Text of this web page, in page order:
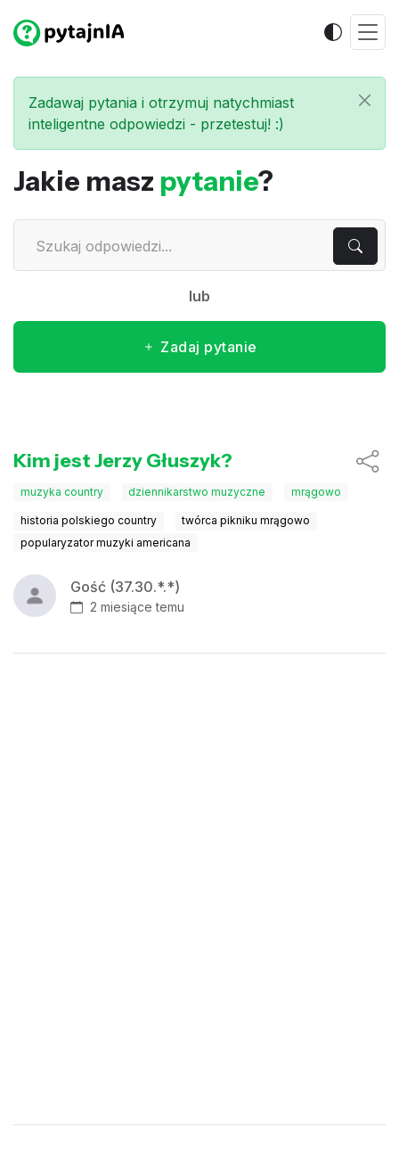
Zadawaj pytania i otrzymuj natychmiast
inteligentne odpowiedzi - przetestuj! :)
Jakie masz pytanie?
lub
Zadaj pytanie
Kim jest Jerzy Głuszyk?
muzyka country dziennikarstwo muzyczne mrągowo
historia polskiego country
twórca pikniku mrągowo
popularyzator muzyki americana
Gość (37.30.*.*)
2 miesiące temu